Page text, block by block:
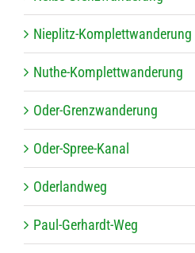
Nie­plitz-Kom­plett­wan­de­rung
Nuthe-Kom­plett­wan­de­rung
Oder-Grenz­wan­de­rung
Oder-Spree-Kanal
Oder­land­weg
Paul-Ger­hardt-Weg